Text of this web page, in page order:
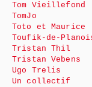
Tom Vieillefond
TomJo
Toto et Maurice
Toufik-de-
Tristan Thil
Tristan Vebens
Ugo Trelis
Un collectif